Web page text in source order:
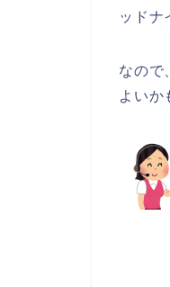
ッドナ
なので
よいか